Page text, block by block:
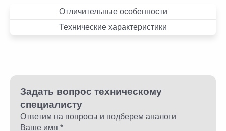
Отличительные особенности
Технические характеристики
Задать вопрос техническому
специалисту
Ответим на вопросы и подберем аналоги
Ваше имя *